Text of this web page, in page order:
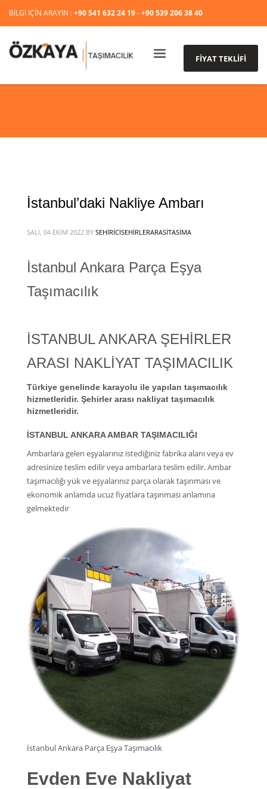
BİLGİ İÇİN ARAYIN :+90 541 632 24 19-+90 539 206 38 40
FİYAT TEKLİFİ
İstanbul’daki Nakliye Ambarı
SALI, 04 EKIM 2022 BY SEHIRICISEHIRLERARASITASIMA
İstanbul Ankara Parça Eşya
Taşımacılık
İSTANBUL ANKARA ŞEHİRLER
ARASI NAKLİYAT TAŞIMACILIK
Türkiye genelinde karayolu ile yapılan taşımacılık
hizmetleridir. Şehirler arası nakliyat taşımacılık
hizmetleridir.
İSTANBUL ANKARA AMBAR TAŞIMACILIĞI
Ambarlara gelen eşyalarınız istediğiniz fabrika alanı veya ev
adresinize teslim edilir veya ambarlara teslim edilir. Ambar
taşımacılığı yük ve eşyalarınız parça olarak taşınması ve
ekonomik anlamda ucuz fiyatlara taşınması anlamına
gelmektedir
İstanbul Ankara Parça Eşya Taşımacılık
Evden Eve Nakliyat